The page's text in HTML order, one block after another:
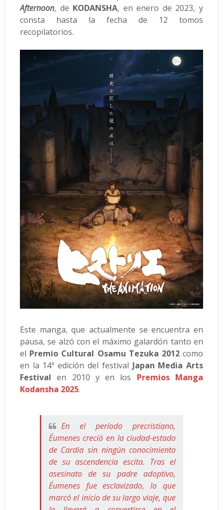
Afternoon, de KODANSHA, en enero de 2023, y
consta hasta la fecha de 12 tomos
recopilatorios.
Este manga, que actualmente se encuentra en
pausa, se alzó con el máximo galardón tanto en
el Premio Cultural Osamu Tezuka 2012como
en la 14ª edición del festival Japan Media Arts
Festival en 2010 y en los Premios Manga
Kodansha 2025.
En el período precristiano,
Éumenes creció en la ciudad-estado
de Cardia sin ningún conocimiento
de su ascendencia escita. Tras el
asesinato de su padre adoptivo,
Éumenes fue esclavizado, lo que
marcó el inicio de su largo viaje, que